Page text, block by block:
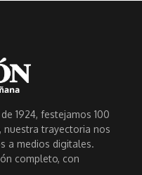
1924, festejamos 100
nuestra trayectoria nos
a medios digitales.
completo, con